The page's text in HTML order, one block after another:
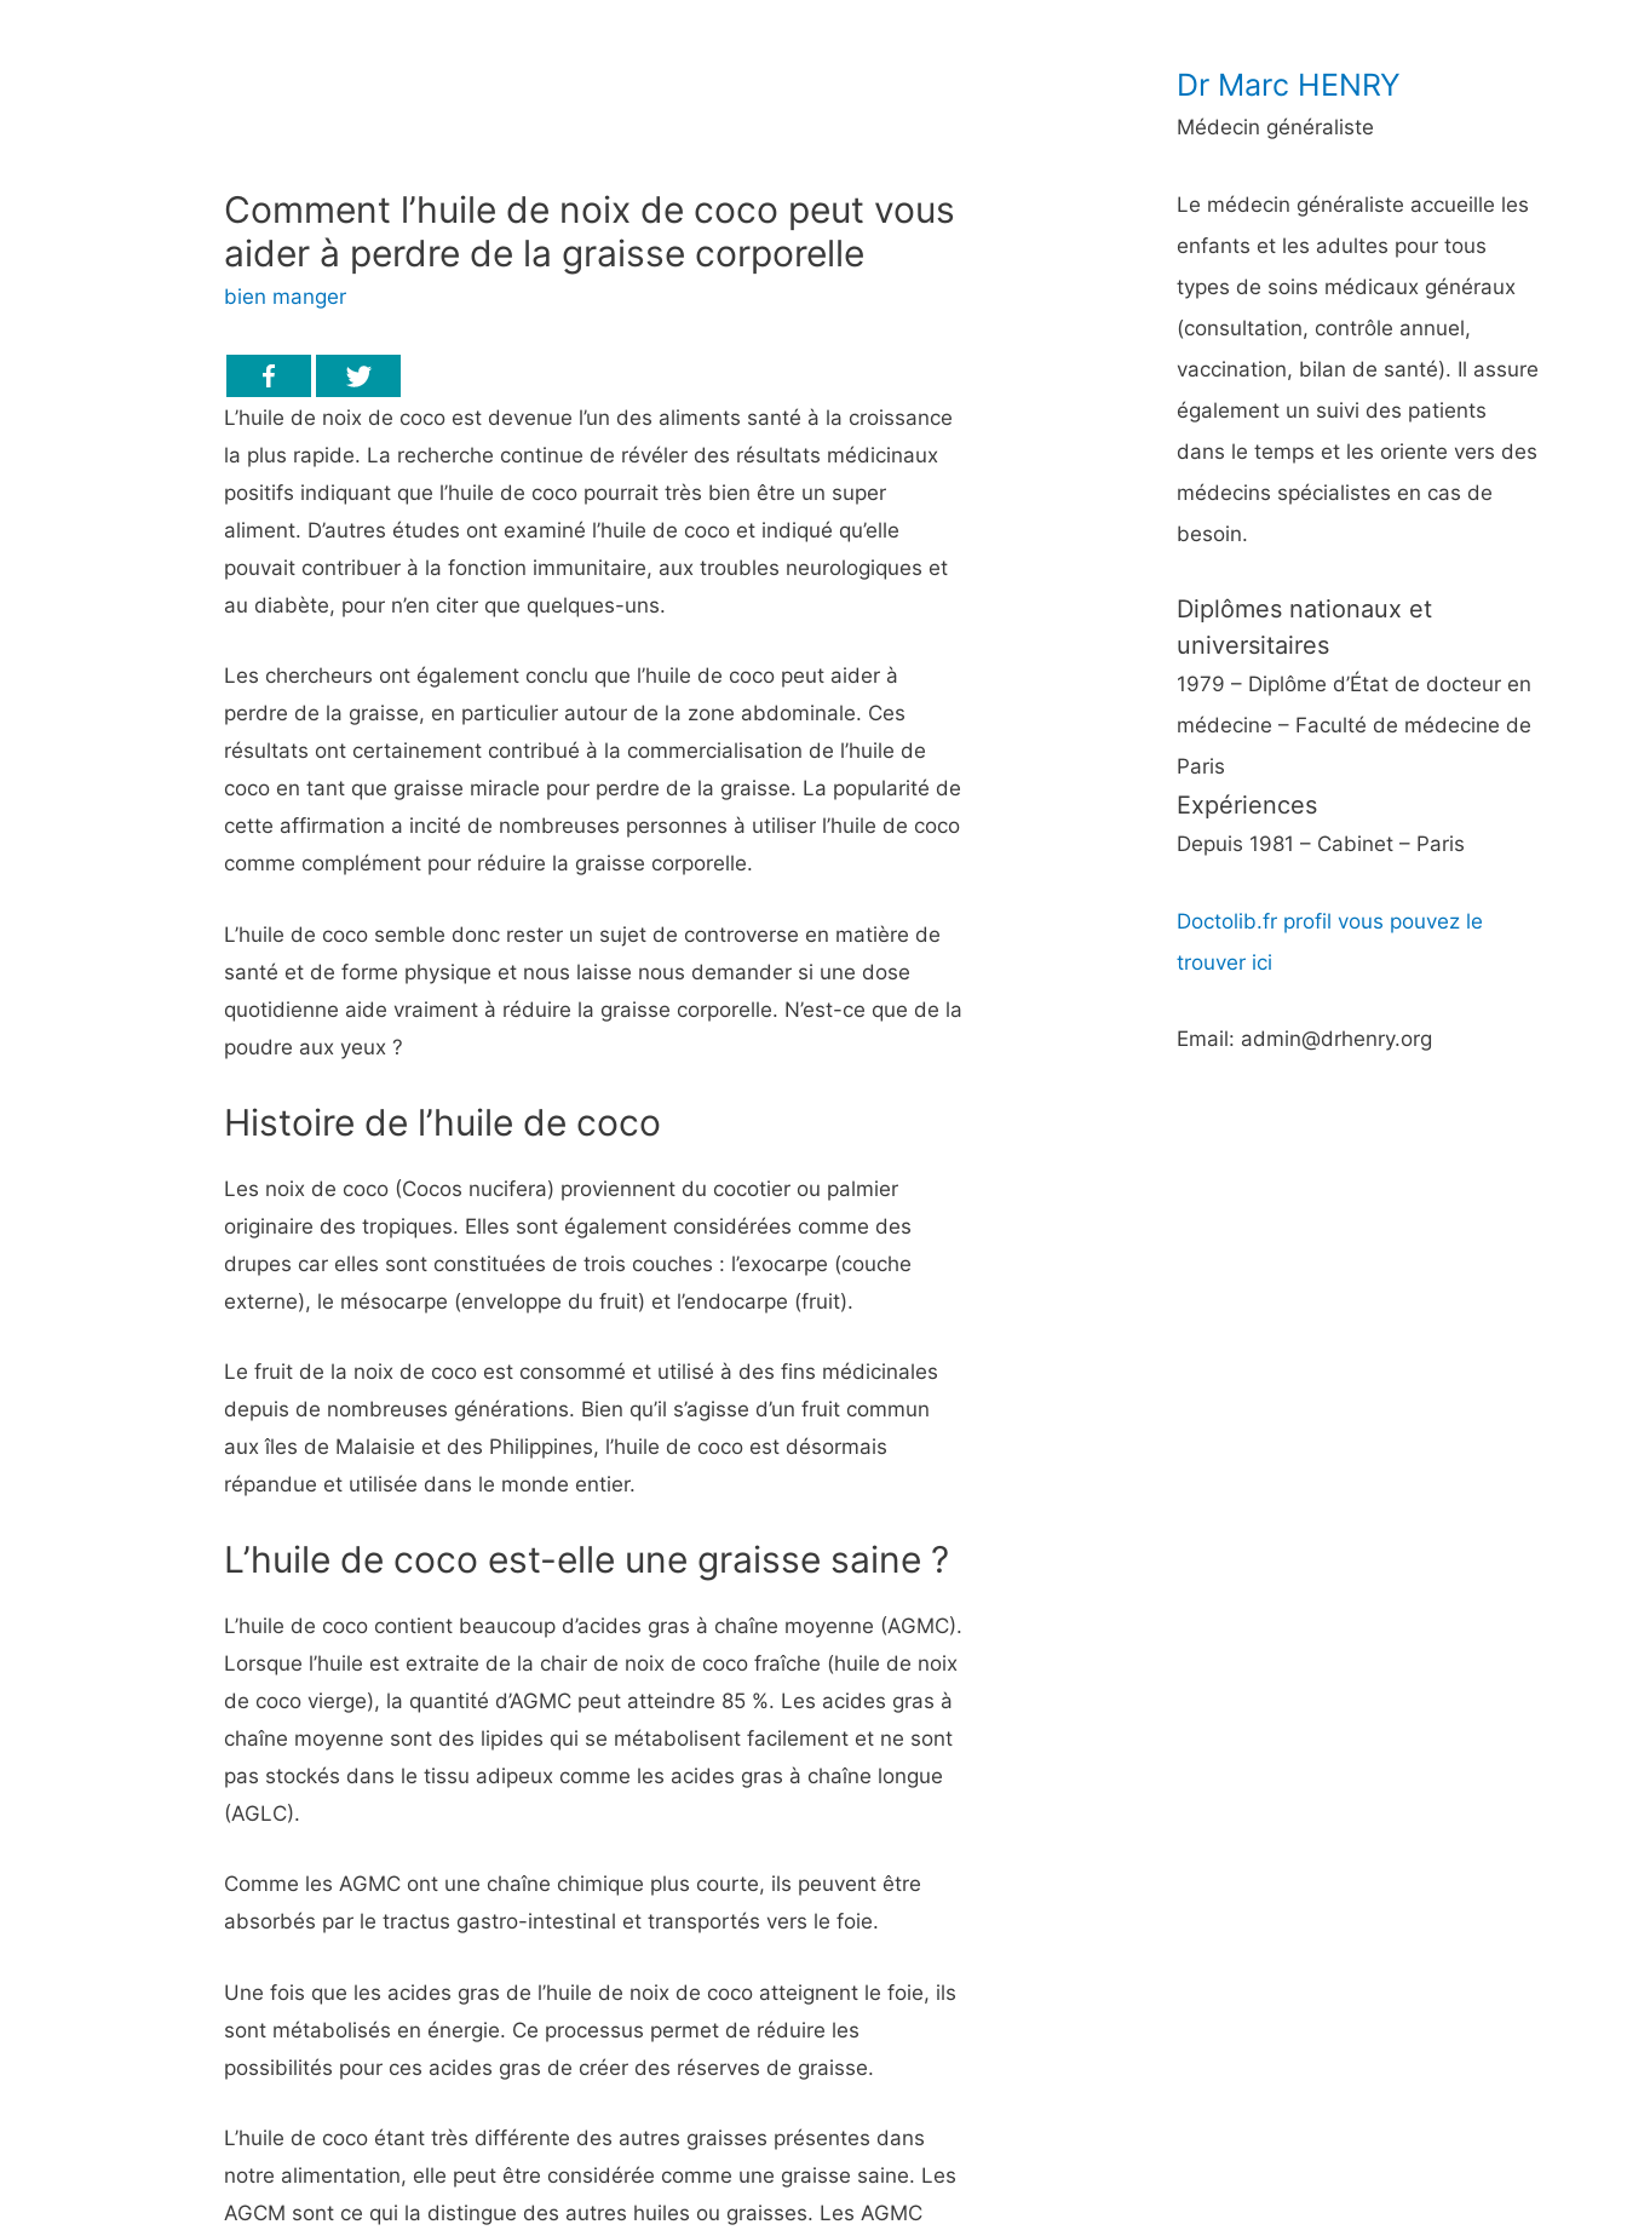
Comment l’huile de noix de coco peut vous
aider à perdre de la graisse corporelle
bien manger
L’huile de noix de coco est devenue l’un des aliments santé à la croissance
la plus rapide. La recherche continue de révéler des résultats médicinaux
positifs indiquant que l’huile de coco pourrait très bien être un super
aliment. D’autres études ont examiné l’huile de coco et indiqué qu’elle
pouvait contribuer à la fonction immunitaire, aux troubles neurologiques et
au diabète, pour n’en citer que quelques-uns.
Les chercheurs ont également conclu que l’huile de coco peut aider à
perdre de la graisse, en particulier autour de la zone abdominale. Ces
résultats ont certainement contribué à la commercialisation de l’huile de
coco en tant que graisse miracle pour perdre de la graisse. La popularité de
cette affirmation a incité de nombreuses personnes à utiliser l’huile de coco
comme complément pour réduire la graisse corporelle.
L’huile de coco semble donc rester un sujet de controverse en matière de
santé et de forme physique et nous laisse nous demander si une dose
quotidienne aide vraiment à réduire la graisse corporelle. N’est-ce que de la
poudre aux yeux ?
Histoire de l’huile de coco
Les noix de coco (Cocos nucifera) proviennent du cocotier ou palmier
originaire des tropiques. Elles sont également considérées comme des
drupes car elles sont constituées de trois couches : l’exocarpe (couche
externe), le mésocarpe (enveloppe du fruit) et l’endocarpe (fruit).
Le fruit de la noix de coco est consommé et utilisé à des fins médicinales
depuis de nombreuses générations. Bien qu’il s’agisse d’un fruit commun
aux îles de Malaisie et des Philippines, l’huile de coco est désormais
répandue et utilisée dans le monde entier.
L’huile de coco est-elle une graisse saine ?
L’huile de coco contient beaucoup d’acides gras à chaîne moyenne (AGMC).
Lorsque l’huile est extraite de la chair de noix de coco fraîche (huile de noix
de coco vierge), la quantité d’AGMC peut atteindre 85 %. Les acides gras à
chaîne moyenne sont des lipides qui se métabolisent facilement et ne sont
pas stockés dans le tissu adipeux comme les acides gras à chaîne longue
(AGLC).
Comme les AGMC ont une chaîne chimique plus courte, ils peuvent être
absorbés par le tractus gastro-intestinal et transportés vers le foie.
Une fois que les acides gras de l’huile de noix de coco atteignent le foie, ils
sont métabolisés en énergie. Ce processus permet de réduire les
possibilités pour ces acides gras de créer des réserves de graisse.
L’huile de coco étant très différente des autres graisses présentes dans
notre alimentation, elle peut être considérée comme une graisse saine. Les
AGCM sont ce qui la distingue des autres huiles ou graisses. Les AGMC
Dr Marc HENRY
Médecin généraliste
Le médecin généraliste accueille les
enfants et les adultes pour tous
types de soins médicaux généraux
(consultation, contrôle annuel,
vaccination, bilan de santé). Il assure
également un suivi des patients
dans le temps et les oriente vers des
médecins spécialistes en cas de
besoin.
Diplômes nationaux et
universitaires
1979 – Diplôme d’État de docteur en
médecine – Faculté de médecine de
Paris
Expériences
Depuis 1981 – Cabinet – Paris
Doctolib.fr profil vous pouvez le
trouver ici
Email: admin@drhenry.org